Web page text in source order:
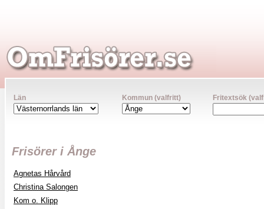
Län Kommun (valfritt) Fritextsök
Frisörer i Ånge
Agnetas Hårvård
Christina Salongen
Kom o. Klipp